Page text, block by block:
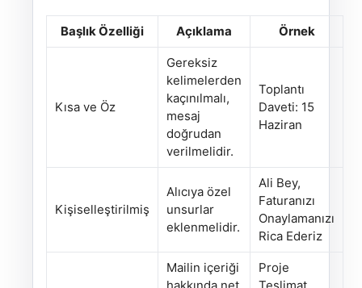
Başlık Özelliği Açıklama Örnek
Kısa ve Öz
Gereksiz
kelimelerden
kaçınılmalı,
mesaj
doğrudan
verilmelidir.
Toplantı
Daveti: 15
Haziran
Kişiselleştirilmiş
Alıcıya özel
unsurlar
eklenmelidir.
Ali Bey,
Faturanızı
Onaylamanızı
Rica Ederiz
Mailin içeriği
Proje